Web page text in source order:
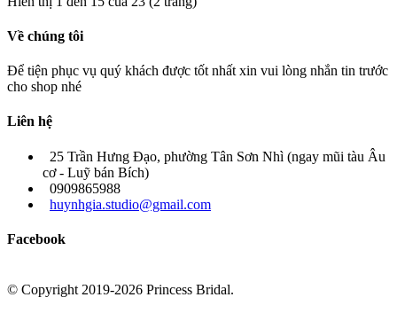
Về chúng tôi
Để tiện phục vụ quý khách được tốt nhất xin vui lòng nhắn tin trước
cho shop nhé
Liên hệ
25 Trần Hưng Đạo, phường Tân Sơn Nhì (ngay mũi tàu Âu
cơ - Luỹ bán Bích)
0909865988
huynhgia.studio@gmail.com
Facebook
© Copyright 2019-2026 Princess Bridal.